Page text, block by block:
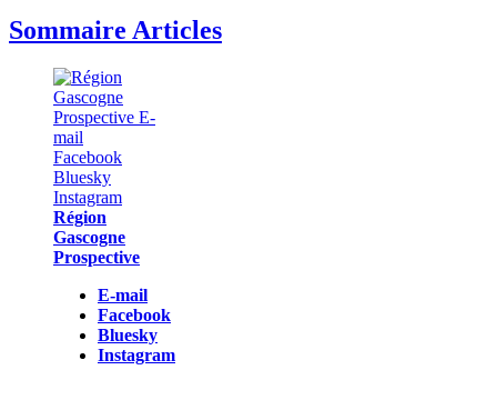
Sommaire Articles
Région
Gascogne
Prospective
E-mail
Facebook
Bluesky
Instagram